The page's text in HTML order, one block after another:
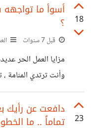
المصري الراحل
عديدة على مدار
نتفليكس بهذا الصدد.
الحلقات
الميتافيزيقيا التي
18
أسوأ ما
؟
قبل 7 سنوات
مزايا العمل الحر
وأنت ترتدي المنامة ،
بشكل اساسي على
تعمل فجراً أو عصراً
بشكل أكثر سلاسة من
23
دافعت عن
تماماً .. ما